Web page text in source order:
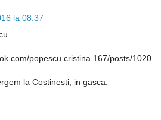
la 08:37
popescu.cristina.167/posts/1020
la Costinesti, in gasca.